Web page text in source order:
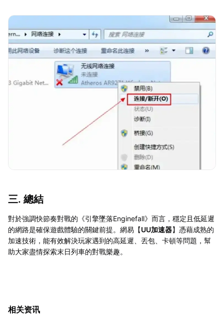
三. 總結
對於強調快節奏對戰的《引擎墜落Enginefall》而言，穩定且低延遲
的網路是確保遊戲體驗的關鍵前提。網易【UU加速器】憑藉成熟的
加速技術，能有效解決玩家遇到的高延遲、丟包、卡頓等問題，幫
助大家盡情探索末日列車的對戰樂趣。
相关资讯